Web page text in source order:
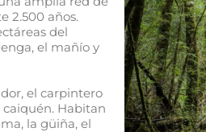
2.500 años.
del
el mañío y
el carpintero
Habitan
la güiña, el